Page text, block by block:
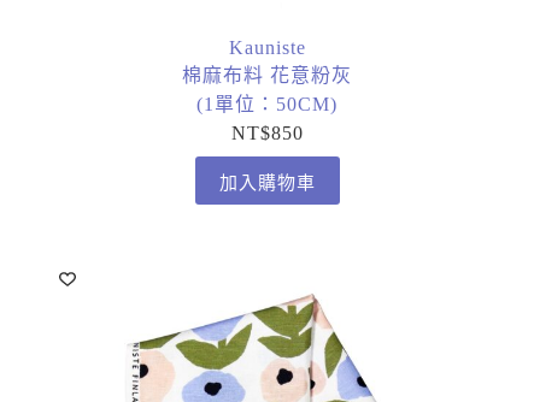
Kauniste
棉麻布料 花意粉灰
(1單位：50CM)
NT$850
加入購物車